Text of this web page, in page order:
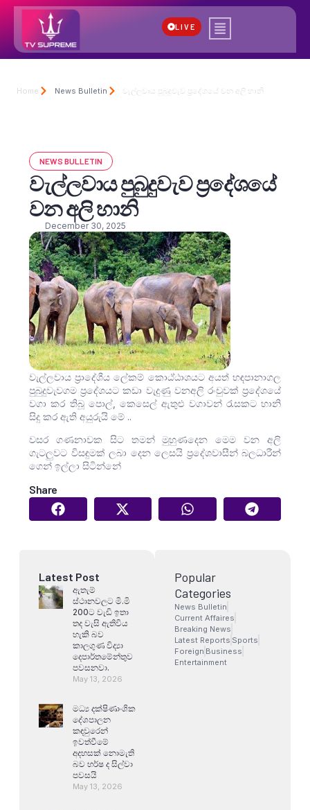
LIVE
Home News Bulletin වැල්ලවාය පුබුදුවැව ප්‍රදේශයේ වන අලි හානි
NEWS BULLETIN
වැල්ලවාය පුබුදුවැව ප්‍රදේශයේ
වන අලි හානි
December 30, 2025
වැල්ලවාය ප්‍රාදේශීය ලේකම් කොඨ්ඨාශයට අයත් හඳපානාගල
පුබුදුවැවගම ප්‍රදේශයට කඩා වැදුණු වනඅලි රංචුවක් ප්‍රදේශයේ
වගා කර තිබූ පොල්, කෙසෙල් ඇතුළු වගාවන් රැසකට හානි
සිදු කර ඇති අයුරුයි මේ ..
වසර ගණනාවක සිට තමන් මුහුණදෙන මෙම වන අලි
ගැටලුවට විසඳුමක් ලබා දෙන ලෙසයි ප්‍රදේශවාසීන් බලධාරීන්
ගෙන් ඉල්ලා සිටින්නේ
Share
Latest Post
ඇතැම්
ස්ථානවලට මි.මි
200ට වැඩි ඉතා
තද වැසි ඇතිවිය
හැකි බව
කාලගුණ විද්‍යා
දෙපාර්තමේන්තුව
පවසනවා.
May 13, 2026
මධ්‍ය දක්ෂිණාංශික
දේශපාලන
කඳවුරෙන්
ඉවත්වීමේ
අදහසක් නොමැති
බව හර්ෂ ද සිල්වා
පවසයි
May 13, 2026
Popular
Categories
News Bulletin
Current Affaires
Breaking News
Latest Reports Sports
Foreign Business
Entertainment